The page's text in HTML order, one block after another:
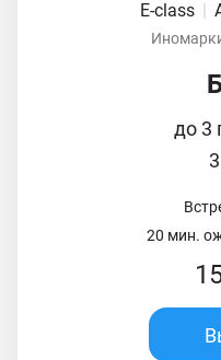
E-class |
до 3
20 мин.